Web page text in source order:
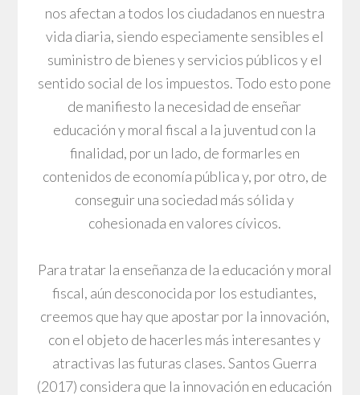
nos afectan a todos los ciudadanos en nuestra
vida diaria, siendo especiamente sensibles el
suministro de bienes y servicios públicos y el
sentido social de los impuestos. Todo esto pone
de manifiesto la necesidad de enseñar
educación y moral fiscal a la juventud con la
finalidad, por un lado, de formarles en
contenidos de economía pública y, por otro, de
conseguir una sociedad más sólida y
cohesionada en valores cívicos.
Para tratar la enseñanza de la educación y moral
fiscal, aún desconocida por los estudiantes,
creemos que hay que apostar por la innovación,
con el objeto de hacerles más interesantes y
atractivas las futuras clases. Santos Guerra
(2017) considera que la innovación en educación